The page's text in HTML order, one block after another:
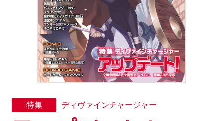
特集 ディヴァインチャージャー